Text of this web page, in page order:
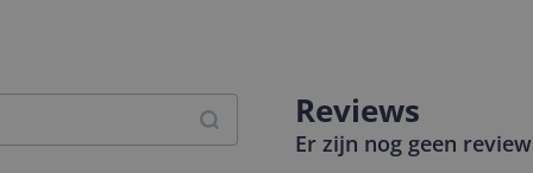
Reviews
Er zijn nog geen